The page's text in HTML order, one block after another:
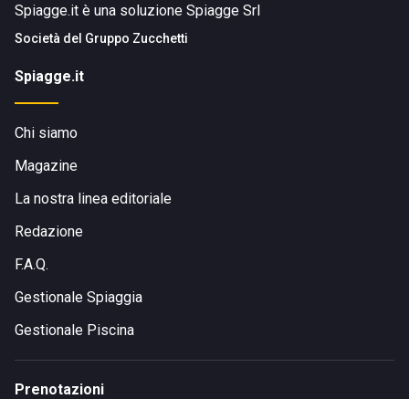
Spiagge.it è una soluzione Spiagge Srl
Società del Gruppo Zucchetti
Spiagge.it
Chi siamo
Magazine
La nostra linea editoriale
Redazione
F.A.Q.
Gestionale Spiaggia
Gestionale Piscina
Prenotazioni